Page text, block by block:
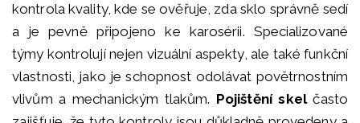
kontrola kvality, kde se ověřuje, zda sklo správně sedí
a je pevně připojeno ke karosérii. Specializované
týmy kontrolují nejen vizuální aspekty, ale také funkční
vlastnosti, jako je schopnost odolávat povětrnostním
vlivům a mechanickým tlakům. Pojištění skelčasto